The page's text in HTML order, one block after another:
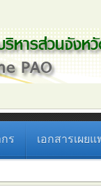
ร เอกสารเผยแ